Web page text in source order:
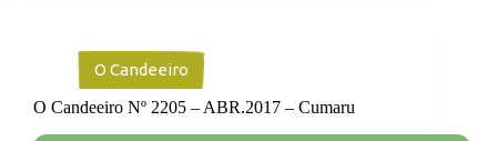
O Candeeiro
O Candeeiro Nº 2205 – ABR.2017 – Cumaru